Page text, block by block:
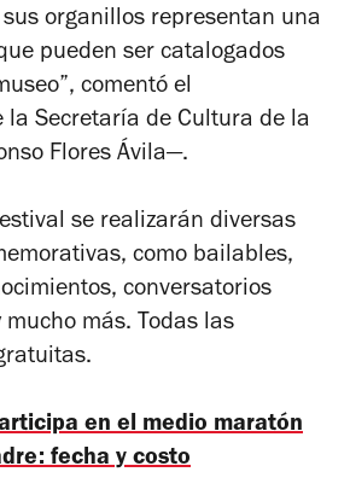
sus organillos representan una
pueden ser catalogados
comentó el
la Secretaría de Cultura de la
Flores Ávila—.
se realizarán diversas
como bailables,
conversatorios
más. Todas las
en el medio maratón
fecha y costo